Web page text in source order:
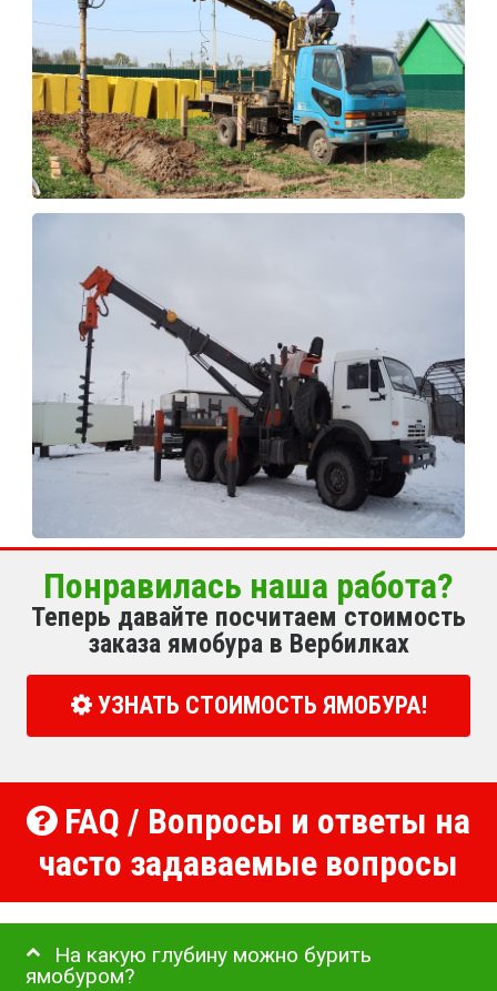
Понравилась наша работа?
Теперь давайте посчитаем стоимость
заказа ямобура в Вербилках
УЗНАТЬ СТОИМОСТЬ ЯМОБУРА!
FAQ / Вопросы и ответы на
часто задаваемые вопросы
На какую глубину можно бурить
ямобуром?